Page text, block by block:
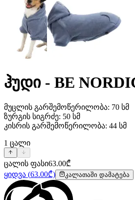
ჰუდი - BE
მუცლის გარშემოწერილობა: 70 სმ
ზურგის სიგრძე: 50 სმ
კისრის გარშემოწერილობა: 44 სმ
1 ცალი
ცალის ფასი63.00₾
ყიდვა (63.00₾) კალათაში დამატება